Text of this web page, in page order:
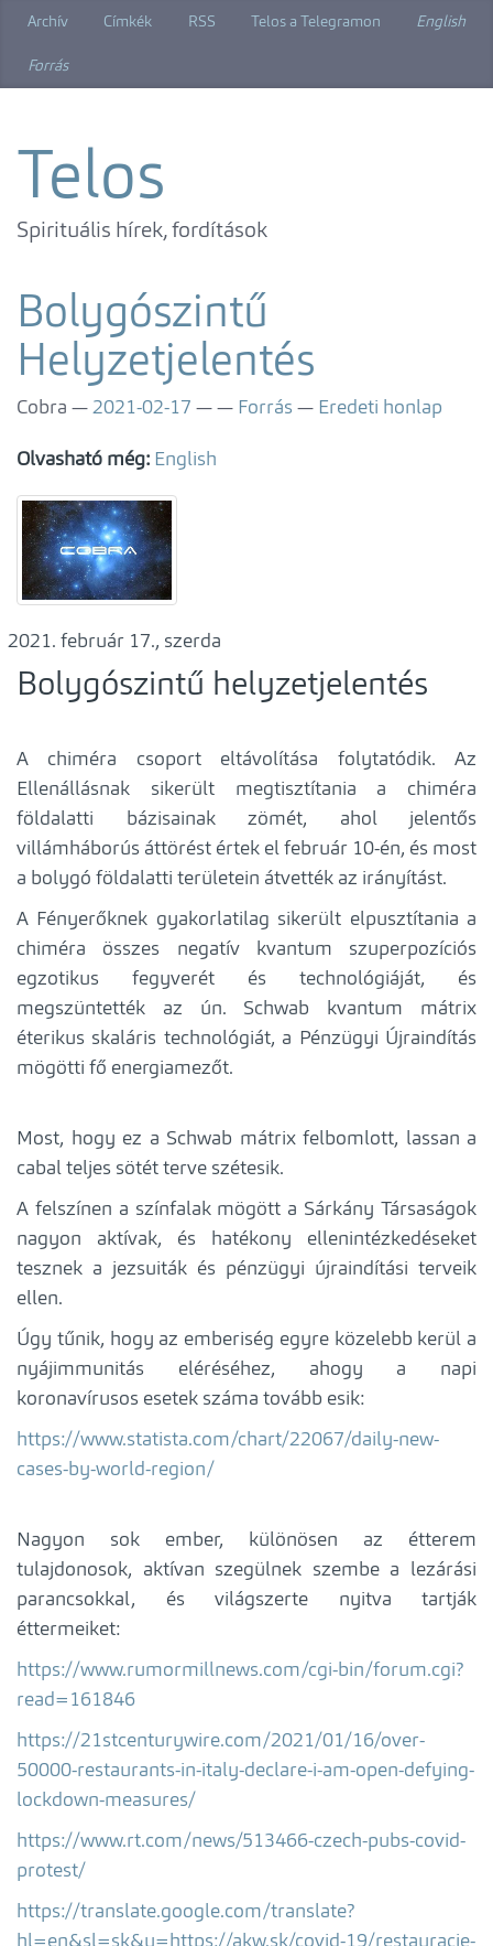
Archív Címkék RSS Telos a Telegramon English
Forrás
Telos
Spirituális hírek, fordítások
Bolygószintű
Helyzetjelentés
Cobra 2021-02-17 Forrás Eredeti honlap
Olvasható még: English
február 17., szerda
Bolygószintű helyzetjelentés
A chiméra csoport eltávolítása folytatódik. Az
Ellenállásnak sikerült megtisztítania a chiméra
földalatti bázisainak zömét, ahol jelentős
villámháborús áttörést értek el február 10-én, és most
a bolygó földalatti területein átvették az irányítást.
A Fényerőknek gyakorlatilag sikerült elpusztítania a
chiméra összes negatív kvantum szuperpozíciós
egzotikus fegyverét és technológiáját, és
megszüntették az ún. Schwab kvantum mátrix
éterikus skaláris technológiát, a Pénzügyi Újraindítás
mögötti fő energiamezőt.
Most, hogy ez a Schwab mátrix felbomlott, lassan a
cabal teljes sötét terve szétesik.
A felszínen a színfalak mögött a Sárkány Társaságok
nagyon aktívak, és hatékony ellenintézkedéseket
tesznek a jezsuiták és pénzügyi újraindítási terveik
ellen.
Úgy tűnik, hogy az emberiség egyre közelebb kerül a
nyájimmunitás eléréséhez, ahogy a napi
koronavírusos esetek száma tovább esik:
https://www.statista.com/chart/22067/daily-new-
cases-by-world-region/
Nagyon sok ember, különösen az étterem
tulajdonosok, aktívan szegülnek szembe a lezárási
parancsokkal, és világszerte nyitva tartják
éttermeiket:
https://www.rumormillnews.com/cgi-bin/forum.cgi?
read=161846
https://21stcenturywire.com/2021/01/16/over-
50000-restaurants-in-italy-declare-i-am-open-defying-
lockdown-measures/
https://www.rt.com/news/513466-czech-pubs-covid-
protest/
https://translate.google.com/translate?
hl=en&sl=sk&u=https://akw.sk/covid-19/restauracie-